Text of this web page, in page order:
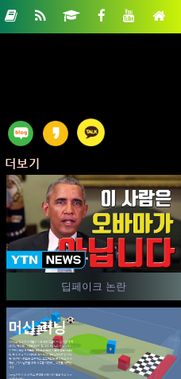
더보기
딥페이크 논란